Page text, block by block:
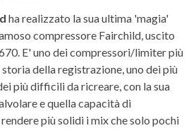
ha realizzato la sua ultima 'magia'
compressore Fairchild, uscito
E' uno dei compressori/limiter più
della registrazione, uno dei più
più difficili da ricreare, con la sua
e quella capacità di
più solidi i mix che solo pochi